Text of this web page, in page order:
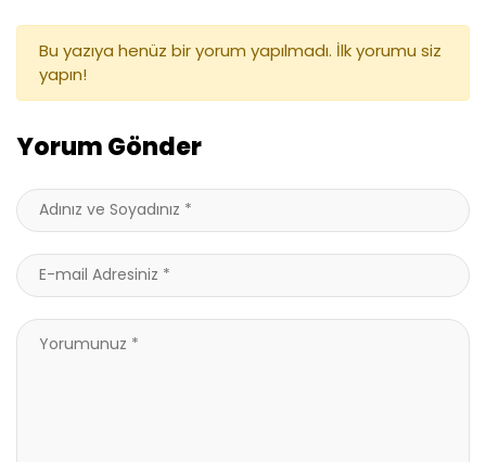
Bu yazıya henüz bir yorum yapılmadı. İlk yorumu siz
yapın!
Yorum Gönder